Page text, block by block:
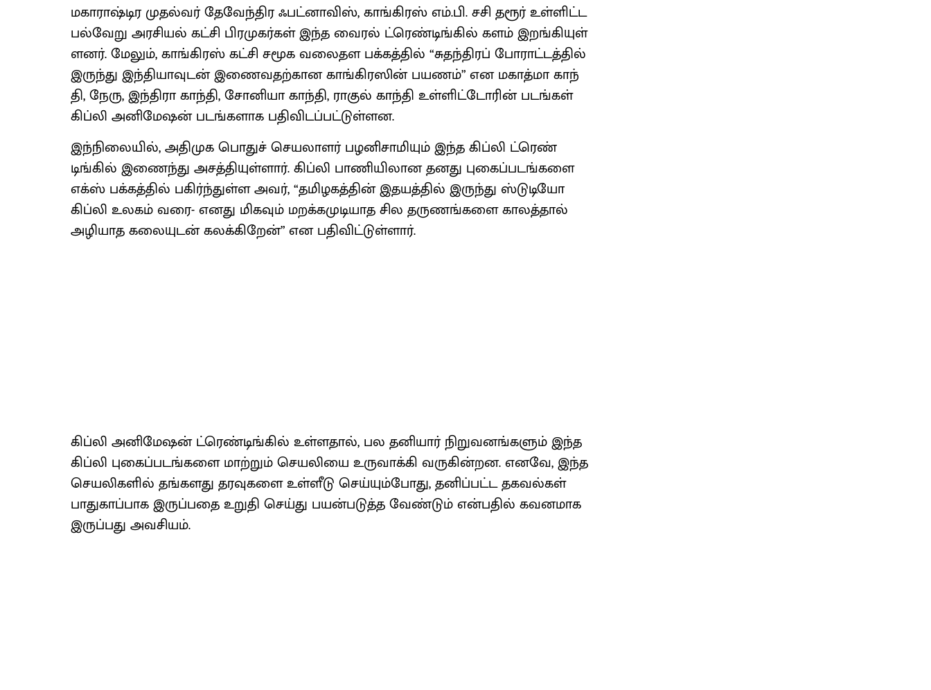
மகா​ராஷ்டிர முதல்​வர் தேவேந்​திர ஃபட்​னா​விஸ், காங்​கிரஸ் எம்.பி. சசி தரூர் உள்​ளிட்ட
பல்​வேறு அரசி​யல் கட்சி பிர​முகர்​கள் இந்த வைரல் ட்ரெண்​டிங்கில் களம் இறங்​கி​யுள்​
ளனர். மேலும், காங்​கிரஸ் கட்சி சமூக வலைதள பக்​கத்​தில் “சுதந்​திரப் போராட்​டத்​தில்
இருந்து இந்​தி​யா​வுடன் இணைவதற்​கான காங்​கிரஸின் பயணம்” என மகாத்மா காந்​
தி, நேரு, இந்​திரா காந்​தி, சோனியா காந்​தி, ராகுல் காந்தி உள்​ளிட்​டோரின் படங்​கள்
கிப்லி அனிமேஷன் படங்​களாக பதி​விடப்​பட்​டுள்​ளன.
இந்​நிலை​யில், அதி​முக பொதுச் செய​லா​ள​ர் பழனி​சாமி​யும் இந்த கிப்லி ட்ரெண்​
டிங்கில் இணைந்து அசத்​தி​யுள்​ளார். கிப்லி பாணியி​லான தனது புகைப்​படங்களை
எக்ஸ் பக்​கத்​தில் பகிர்ந்​துள்ள அவர், “தமிழகத்​தின் இதயத்​தில் இருந்து ஸ்டுடியோ
கிப்லி உலகம் வரை- எனது மிக​வும் மறக்​க​முடி​யாத சில தருணங்​களை காலத்​தால்
அழி​யாத கலை​யுடன் கலக்​கிறேன்” என பதி​விட்​டுள்​ளார்.
கிப்லி அனிமேஷன் ட்ரெண்​டிங்​கில் உள்​ள​தால், பல தனி​யார் நிறு​வனங்​களும் இந்த
கிப்லி புகைப்​படங்​களை மாற்​றும் செயலியை உரு​வாக்கி வரு​கின்​றன. எனவே, இந்த
செயலிகளில் தங்​களது தரவு​களை உள்​ளீடு செய்​யும்​போது, தனிப்​பட்ட தகவல்​கள்
பாது​காப்​பாக இருப்​பதை உறு​தி செய்​து பயன்​படுத்​த வேண்​டும்​ என்​ப​தில்​ கவன​மாக
இருப்​பது அவசியம்​.